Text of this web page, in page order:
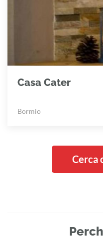
Casa Cater
Bormio
Cerca